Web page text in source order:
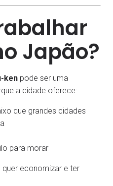
Japão?
ken pode ser uma
a cidade oferece:
que grandes cidades
para morar
quer economizar e ter